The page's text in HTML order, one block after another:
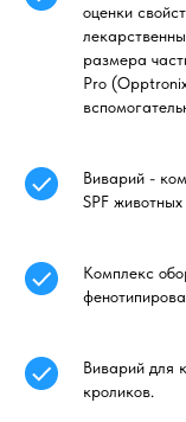
оценки
размера
Pro
Виварий -
SPF
Комплекс
Виварий для
кроликов.